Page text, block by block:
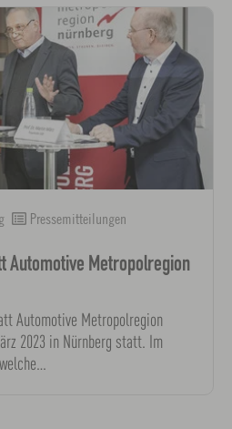
Pressemitteilungen
Automotive Metropolregion
Automotive Metropolregion
2023 in Nürnberg statt. Im